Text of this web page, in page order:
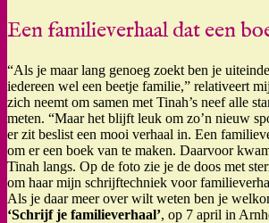
Een familieverhaal dat een
“Als je maar lang genoeg zoekt ben je
iedereen wel een beetje familie,” relativeert
zich neemt om samen met Tinah’s neef alle
meten. “Maar het blijft leuk om zo’n nieuw
er zit beslist een mooi verhaal in. Een
om er een boek van te maken. Daarvoor
Tinah langs. Op de foto zie je de doos met
om haar mijn schrijftechniek voor
Als je daar meer over wilt weten ben je
‘Schrijf je familieverhaal’, op 7 april in